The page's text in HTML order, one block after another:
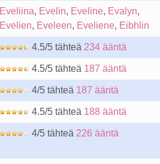
Eveliina, Evelin, Eveline, Evalyn,
Evelien, Eveleen, Eveliene, Eibhlin
4.5/5 tähteä 234 ääntä
4.5/5 tähteä 187 ääntä
4/5 tähteä 187 ääntä
4.5/5 tähteä 188 ääntä
4/5 tähteä 226 ääntä